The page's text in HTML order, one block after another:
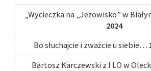
„Wycieczka na „Jeżowisko” w
2024
Bo słuchajcie i zważcie u siebie…
Bartosz Karczewski z I LO w